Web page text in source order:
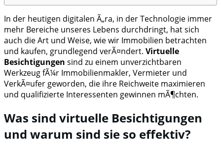
In der heutigen digitalen Ã„ra, in der Technologie immer
mehr Bereiche unseres Lebens durchdringt, hat sich
auch die Art und Weise, wie wir Immobilien betrachten
und kaufen, grundlegend verÃ¤ndert. Virtuelle
Besichtigungen sind zu einem unverzichtbaren
Werkzeug fÃ¼r Immobilienmakler, Vermieter und
VerkÃ¤ufer geworden, die ihre Reichweite maximieren
und qualifizierte Interessenten gewinnen mÃ¶chten.
Was sind virtuelle Besichtigungen
und warum sind sie so effektiv?